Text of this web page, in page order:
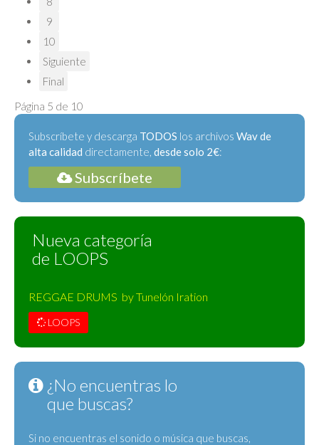
9
10
Siguiente
Final
Página 5 de 10
Subscríbete y descarga TODOS los archivos Wav de
alta calidad directamente, desde solo 2€:
Subscríbete
Nueva categoría
de LOOPS
REGGAE DRUMS by Tunelón Iration
LOOPS
¿No encuentras lo
que buscas?
Si no encuentras el sonido o música que buscas,